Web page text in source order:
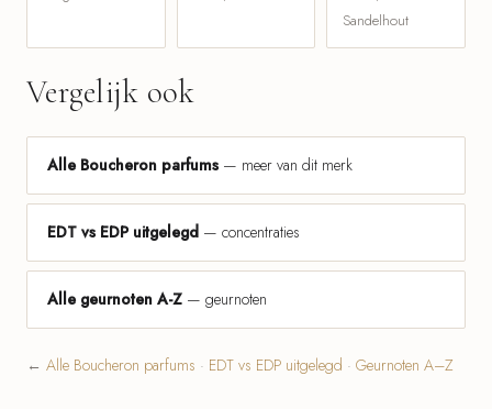
Sandelhout
Vergelijk ook
Alle Boucheron parfums — meer van dit merk
EDT vs EDP uitgelegd — concentraties
Alle geurnoten A-Z — geurnoten
← Alle Boucheron parfums · EDT vs EDP uitgelegd · Geurnoten A–Z